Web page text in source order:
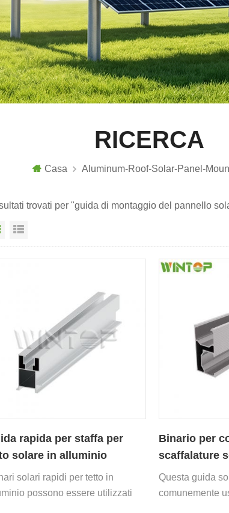
RICERCA
Casa Aluminum-Roof-Solar-Panel-
trovati per "guida di montaggio del pannello
Vista a griglia
rapida per staffa per
solare in alluminio
solari rapidi per tetto in
possono essere utilizzati
Binario per
scaffalature
Questa guida
comunemente